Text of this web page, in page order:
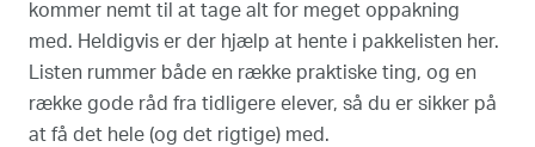
kommer nemt til at tage alt for meget oppakning
med. Heldigvis er der hjælp at hente i pakkelisten her.
Listen rummer både en række praktiske ting, og en
række gode råd fra tidligere elever, så du er sikker på
at få det hele (og det rigtige) med.